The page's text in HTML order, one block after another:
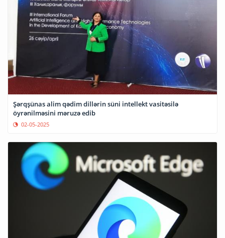
Şərqşünas alim qədim dillərin süni intellekt vasitəsilə
öyrənilməsini məruzə edib
02-05-2025